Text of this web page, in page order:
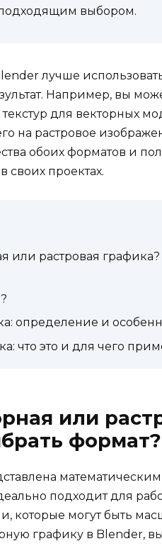
выбором.
лучше
Например, вы
для векторных
на растровое
обоих форматов и
своих проектах.
или растровая
определение и
что это и для чего
или
формат?
подходит для
которые могут быть
графику в Blender,